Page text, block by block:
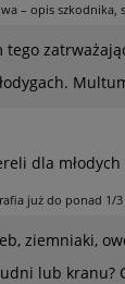
– opis szkodnika,
tego
dla
już do ponad 1/
ziemniaki,
lub kranu?